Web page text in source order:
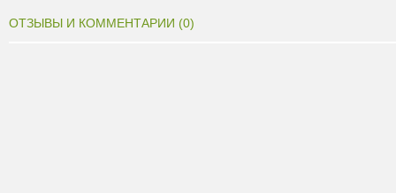
ОТЗЫВЫ И КОММЕНТАРИИ (0)